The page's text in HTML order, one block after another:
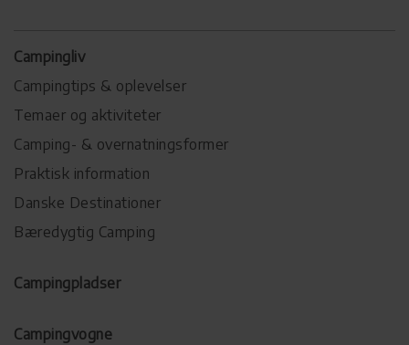
Campingliv
Campingtips & oplevelser
Temaer og aktiviteter
Camping- & overnatningsformer
Praktisk information
Danske Destinationer
Bæredygtig Camping
Campingpladser
Campingvogne